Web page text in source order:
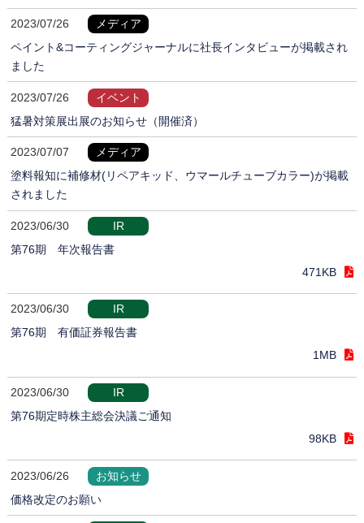
2023/07/26
メディア
ペイント&コーティングジャーナルに社長インタビューが掲載され
ました
2023/07/26
イベント
猛暑対策展出展のお知らせ（開催済）
2023/07/07
メディア
塗料報知に補修材(リペアキッド、ウマールチューブカラー)が掲載
されました
2023/06/30
IR
第76期 年次報告書
471KB
2023/06/30
IR
第76期 有価証券報告書
1MB
2023/06/30
IR
第76期定時株主総会決議ご通知
98KB
2023/06/26
お知らせ
価格改定のお願い